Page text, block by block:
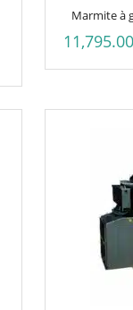
Marmite à